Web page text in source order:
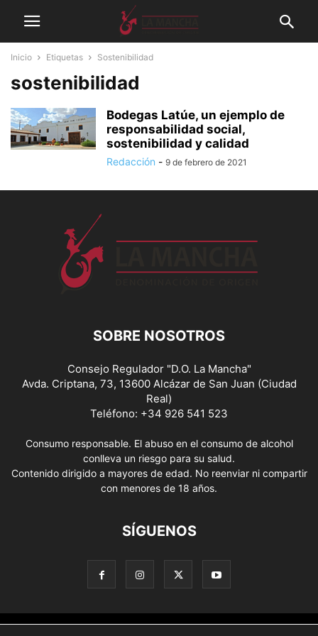
Inicio Etiquetas Sostenibilidad
sostenibilidad
Bodegas Latúe, un ejemplo de
responsabilidad social,
sostenibilidad y calidad
Redacción - 9 de febrero de 2021
SOBRE NOSOTROS
Consejo Regulador "D.O. La Mancha"
Avda. Criptana, 73, 13600 Alcázar de San Juan (Ciudad
Real)
Teléfono: +34 926 541 523
Consumo responsable. El abuso en el consumo de alcohol
conlleva un riesgo para su salud.
Contenido dirigido a mayores de edad. No reenviar ni compartir
con menores de 18 años.
SÍGUENOS